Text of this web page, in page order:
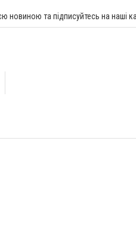
новиною та підписуйтесь на наші